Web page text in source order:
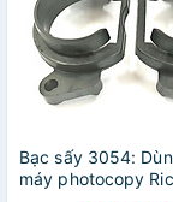
Bạc sấy 3054:
máy photocopy